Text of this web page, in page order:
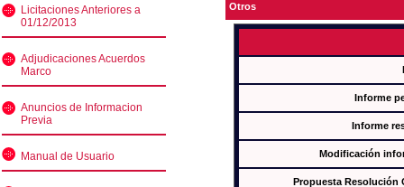
Licitaciones Anteriores a
01/12/2013
Adjudicaciones Acuerdos
Marco
Anuncios de Informacion
Previa
Manual de Usuario
Otros
Informe
Informe
Modificación
Propuesta Resolución